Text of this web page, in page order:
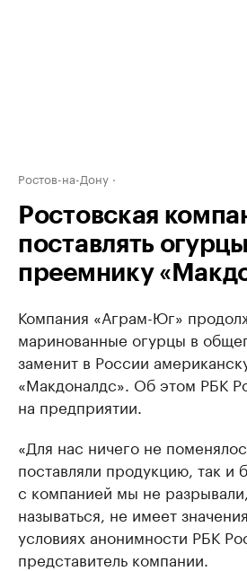
Ростов-на-Дону
Ростовская
поставлять огурцы
преемнику
Компания «Аграм-Юг»
маринованные огурцы в
заменит в России
«Макдоналдс». Об этом РБК
на предприятии.
«Для нас ничего не
поставляли продукцию, так
с компанией мы не
называться, не имеет
условиях анонимности РБК
представитель компании.